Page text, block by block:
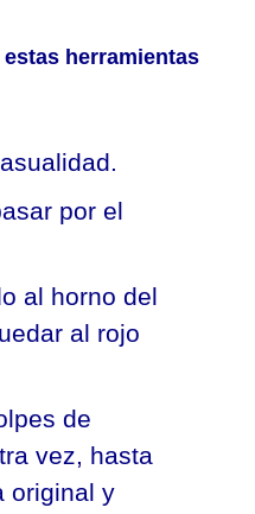
herramientas
por el
al horno del
al rojo
de
vez, hasta
original y